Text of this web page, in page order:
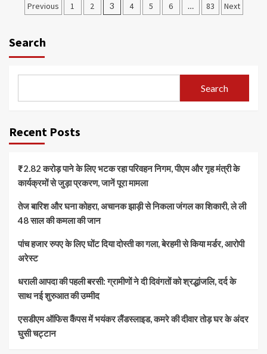
Posts
Previous 1 2 3 4 5 6 … 83 Next
Search
Search
Recent Posts
₹2.82 करोड़ पाने के लिए भटक रहा परिवहन निगम, पीएम और गृह मंत्री के
कार्यक्रमों से जुड़ा प्रकरण, जानें पूरा मामला
तेज बारिश और घना कोहरा, अचानक झाड़ी से निकला जंगल का शिकारी, ले ली
48 साल की कमला की जान
पांच हजार रुपए के लिए घोंट दिया दोस्ती का गला, बेरहमी से किया मर्डर, आरोपी
अरेस्ट
धराली आपदा की पहली बरसी: ग्रामीणों ने दी दिवंगतों को श्रद्धांजलि, दर्द के
साथ नई शुरुआत की उम्मीद
एसडीएम ऑफिस कैंपस में भयंकर लैंडस्लाइड, कमरे की दीवार तोड़ घर के अंदर
घुसी चट्टान